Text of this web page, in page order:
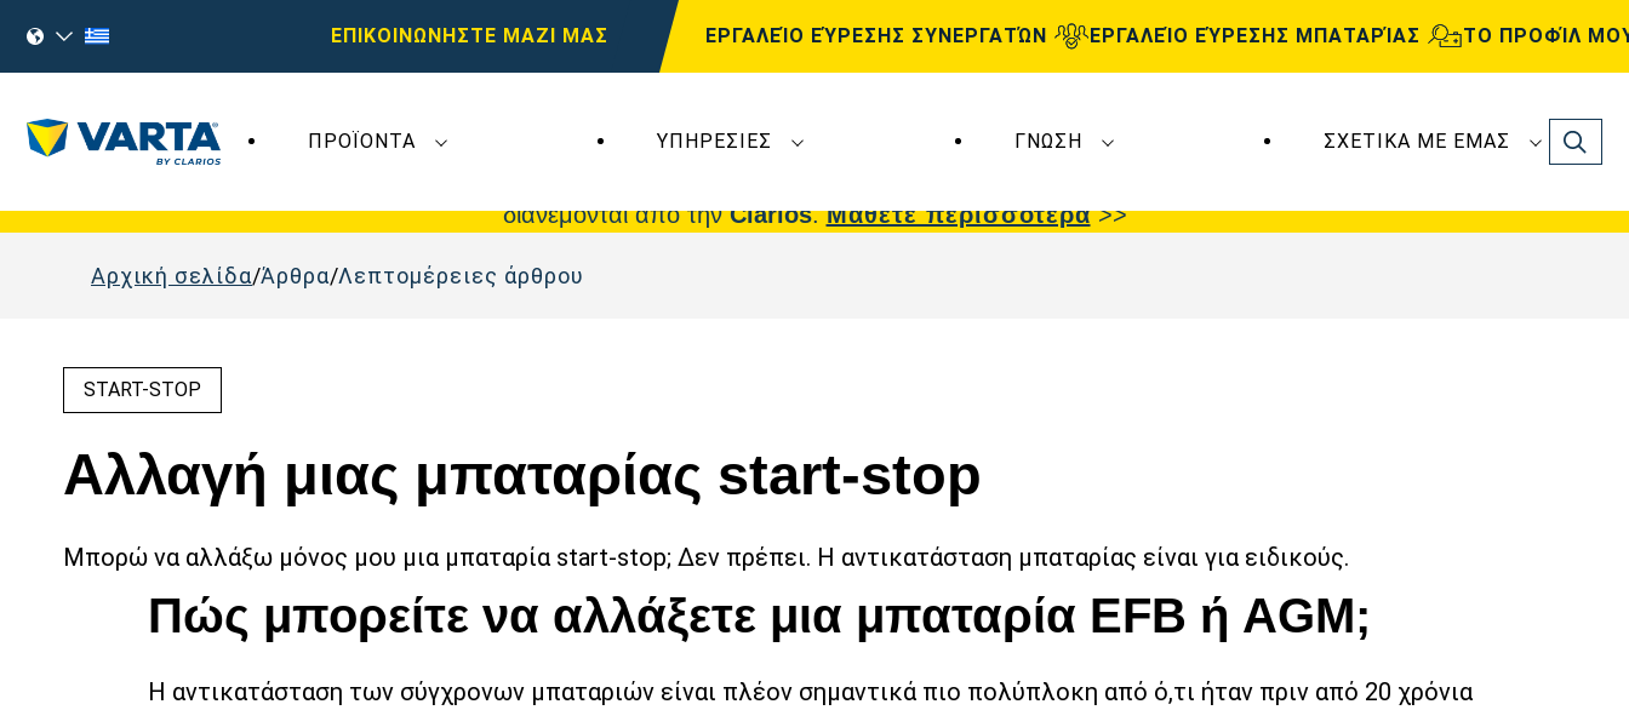
ΕΠΙΚΟΙΝΩΝΗΣΤΕ ΜΑΖΙ ΜΑΣ ΕΡΓΑΛΕΊΟ ΕΎΡΕΣΗΣ ΣΥΝΕΡΓΑΤΏΝ ΕΡΓΑΛΕΊΟ ΕΎΡΕΣΗΣ ΜΠΑΤΑΡΊΑΣ ΤΟ ΠΡΟΦΊΛ
ΠΡΟΪΌΝΤΑ ΥΠΗΡΕΣΊΕΣ ΓΝΏΣΗ ΣΧΕΤΙΚΆ ΜΕ ΕΜΆΣ Search
διανέμονται από τηνClarios.Μάθετε περισσότερα>>
Αρχική σελίδα Άρθρα Λεπτομέρειες άρθρου
START-STOP
Αλλαγή μιας μπαταρίας start-stop
Μπορώ να αλλάξω μόνος μου μια μπαταρία start-stop; Δεν πρέπει. Η αντικατάσταση μπαταρίας είναι για ειδικούς.
Πώς μπορείτε να αλλάξετε μια μπαταρία EFB ή AGM;
Η αντικατάσταση των σύγχρονων μπαταριών είναι πλέον σημαντικά πιο πολύπλοκη από ό,τι ήταν πριν από 20 χρόνια